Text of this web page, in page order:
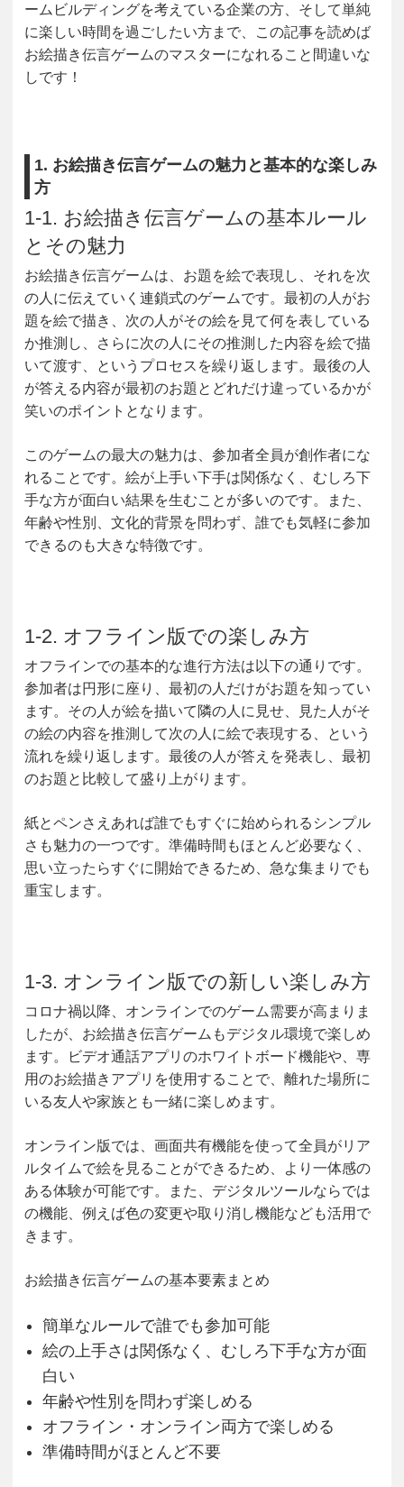
ームビルディングを考えている企業の方、そして単純
に楽しい時間を過ごしたい方まで、この記事を読めば
お絵描き伝言ゲームのマスターになれること間違いな
しです！
1. お絵描き伝言ゲームの魅力と基本的な楽しみ
方
1-1. お絵描き伝言ゲームの基本ルール
とその魅力
お絵描き伝言ゲームは、お題を絵で表現し、それを次
の人に伝えていく連鎖式のゲームです。最初の人がお
題を絵で描き、次の人がその絵を見て何を表している
か推測し、さらに次の人にその推測した内容を絵で描
いて渡す、というプロセスを繰り返します。最後の人
が答える内容が最初のお題とどれだけ違っているかが
笑いのポイントとなります。
このゲームの最大の魅力は、参加者全員が創作者にな
れることです。絵が上手い下手は関係なく、むしろ下
手な方が面白い結果を生むことが多いのです。また、
年齢や性別、文化的背景を問わず、誰でも気軽に参加
できるのも大きな特徴です。
1-2. オフライン版での楽しみ方
オフラインでの基本的な進行方法は以下の通りです。
参加者は円形に座り、最初の人だけがお題を知ってい
ます。その人が絵を描いて隣の人に見せ、見た人がそ
の絵の内容を推測して次の人に絵で表現する、という
流れを繰り返します。最後の人が答えを発表し、最初
のお題と比較して盛り上がります。
紙とペンさえあれば誰でもすぐに始められるシンプル
さも魅力の一つです。準備時間もほとんど必要なく、
思い立ったらすぐに開始できるため、急な集まりでも
重宝します。
1-3. オンライン版での新しい楽しみ方
コロナ禍以降、オンラインでのゲーム需要が高まりま
したが、お絵描き伝言ゲームもデジタル環境で楽しめ
ます。ビデオ通話アプリのホワイトボード機能や、専
用のお絵描きアプリを使用することで、離れた場所に
いる友人や家族とも一緒に楽しめます。
オンライン版では、画面共有機能を使って全員がリア
ルタイムで絵を見ることができるため、より一体感の
ある体験が可能です。また、デジタルツールならでは
の機能、例えば色の変更や取り消し機能なども活用で
きます。
お絵描き伝言ゲームの基本要素まとめ
簡単なルールで誰でも参加可能
絵の上手さは関係なく、むしろ下手な方が面
白い
年齢や性別を問わず楽しめる
オフライン・オンライン両方で楽しめる
準備時間がほとんど不要